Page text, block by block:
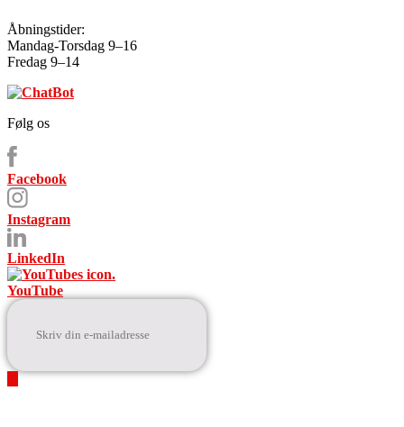
Åbningstider:
Mandag-Torsdag 9–16
Fredag 9–14
Følg os
Facebook
Instagram
LinkedIn
YouTube